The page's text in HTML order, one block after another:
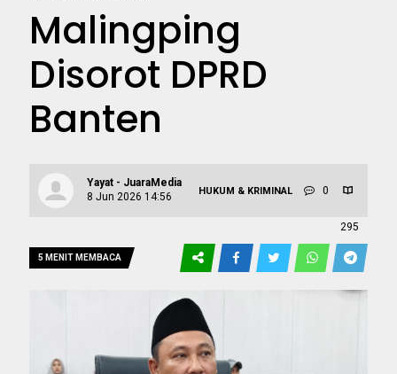
Malingping
Disorot DPRD
Banten
Yayat - JuaraMedia
8 Jun 2026 14:56
HUKUM & KRIMINAL 0
295
5 MENIT MEMBACA